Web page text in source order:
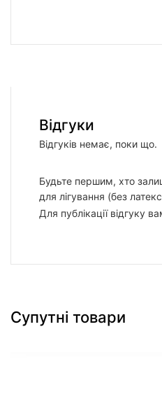
Відгуки
Відгуків немає, поки що.
Будьте першим, хто
для лігування (без
Для публікації відгуку
Супутні товари